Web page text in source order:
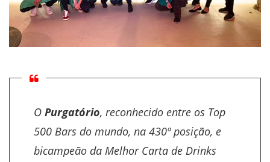
O Purgatório, reconhecido entre os Top
500 Bars do mundo, na 430ª posição, e
bicampeão da Melhor Carta de Drinks